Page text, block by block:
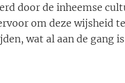
door de inheemse
om deze wijsheid
wat al aan de gang